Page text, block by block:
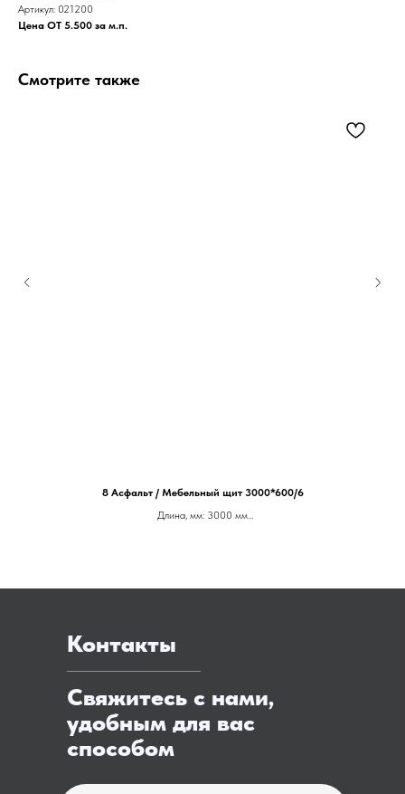
Артикул: 021200
Цена ОТ 5.500 за м.п.
Смотрите также
8 Асфальт / Мебельный щит 3000*600/6
Длина, мм: 3000 мм
Контакты
Свяжитесь с нами,
удобным для вас
способом